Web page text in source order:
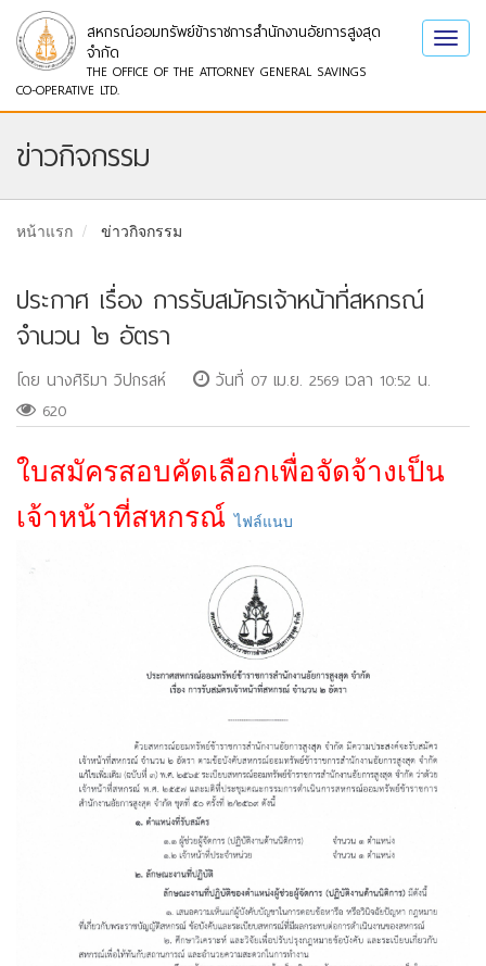
สหกรณ์ออมทรัพย์ข้าราชการสำนักงานอัยการสูงสุด
จำกัด
THE OFFICE OF THE ATTORNEY GENERAL SAVINGS
CO-OPERATIVE LTD.
ข่าวกิจกรรม
หน้าแรก ข่าวกิจกรรม
ประกาศ เรื่อง การรับสมัครเจ้าหน้าที่สหกรณ์
จำนวน ๒ อัตรา
โดย นางศิริมา วิปกรสห์
วันที่ 07 เม.ย. 2569 เวลา 10:52 น.
620
ใบสมัครสอบคัดเลือกเพื่อจัดจ้างเป็น
เจ้าหน้าที่สหกรณ์ ไฟล์แนบ